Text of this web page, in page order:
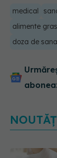
medical
alimente
doza de